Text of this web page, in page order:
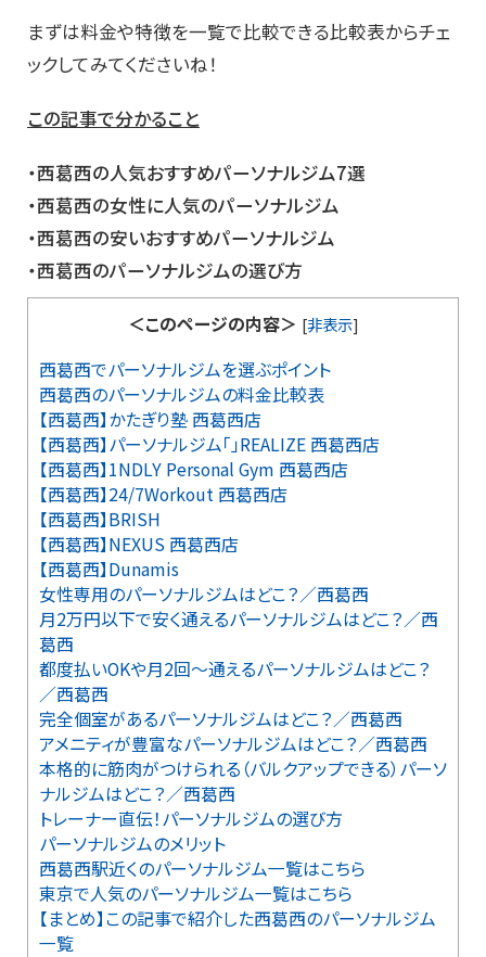
まずは料金や特徴を一覧で比較できる比較表からチェ
ックしてみてくださいね！
この記事で分かること
・西葛西の人気おすすめパーソナルジム7選
・西葛西の女性に人気のパーソナルジム
・西葛西の安いおすすめパーソナルジム
・西葛西のパーソナルジムの選び方
＜このページの内容＞ [非表示]
西葛西でパーソナルジムを選ぶポイント
西葛西のパーソナルジムの料金比較表
【西葛西】かたぎり塾 西葛西店
【西葛西】パーソナルジム「」REALIZE 西葛西店
【西葛西】1NDLY Personal Gym 西葛西店
【西葛西】24/7Workout 西葛西店
【西葛西】BRISH
【西葛西】NEXUS 西葛西店
【西葛西】Dunamis
女性専用のパーソナルジムはどこ？／西葛西
月2万円以下で安く通えるパーソナルジムはどこ？／西
葛西
都度払いOKや月2回～通えるパーソナルジムはどこ？
／西葛西
完全個室があるパーソナルジムはどこ？／西葛西
アメニティが豊富なパーソナルジムはどこ？／西葛西
本格的に筋肉がつけられる（バルクアップできる）パーソ
ナルジムはどこ？／西葛西
トレーナー直伝！パーソナルジムの選び方
パーソナルジムのメリット
西葛西駅近くのパーソナルジム一覧はこちら
東京で人気のパーソナルジム一覧はこちら
【まとめ】この記事で紹介した西葛西のパーソナルジム
一覧